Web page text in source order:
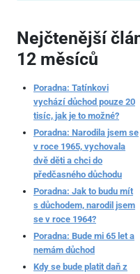
Nejčtenější
12 měsíců
Poradna: Tatínkovi
vychází důchod pouze 20
tisíc, jak je to možné?
Poradna: Narodila jsem se
v roce 1965, vychovala
dvě děti a chci do
předčasného důchodu
Poradna: Jak to budu mít
s důchodem, narodil jsem
se v roce 1964?
Poradna: Bude mi 65 let a
nemám důchod
Kdy se bude platit daň z